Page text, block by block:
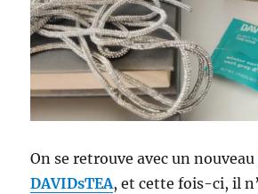
On se retrouve avec un nouveau
DAVIDsTEA, et cette fois-ci, il